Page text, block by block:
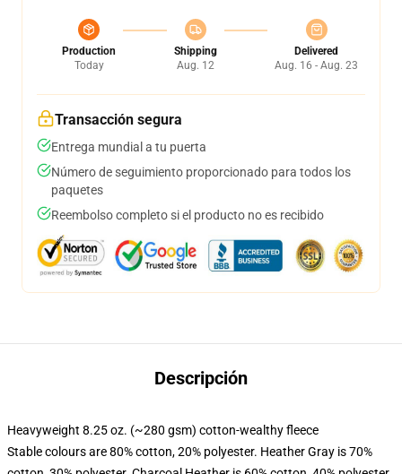
Production
Today
Shipping
Aug. 12
Delivered
Aug. 16 - Aug. 23
Transacción segura
Entrega mundial a tu puerta
Número de seguimiento proporcionado para todos los
paquetes
Reembolso completo si el producto no es recibido
Descripción
Heavyweight 8.25 oz. (~280 gsm) cotton-wealthy fleece
Stable colours are 80% cotton, 20% polyester. Heather Gray is 70%